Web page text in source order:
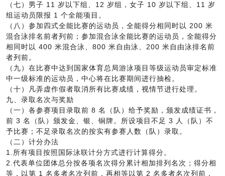
（七）男子 11 岁以下组、12 岁组，女子 10 岁以下组、11 岁
组运动员限报 1 个全能项目。
（八）参加四式全能比赛的运动员，全能得分相同时以 200 米
混合泳排名前者列前；参加混合泳全能比赛的运动员，全能得分
相同时以 400 米混合泳、800 米自由泳、200 米自由泳排名前
者列前。
（九）在比赛中达到国家体育总局游泳项目等级运动员审定标准
中一级标准的运动员，中心将在比赛期间进行抽检。
（十）凡弄虚作假者取消所有比赛成绩，视情节进行处理。
九、录取名次与奖励
（一）各参赛项目录取前 8 名（队）给予奖励，颁发成绩证书，
前 3 名（队）颁发金、银、铜牌。所设项目不足 3 人（队）不
予比赛；不足录取名次的按实有参赛人数（队）录取。
（二）计分办法
1.所有项目按照国际泳联计分方式进行计算得分。
2.代表单位团体总分按各项名次得分累计相加排列名次；得分相
等，以第 1 名多者名次列前，再相等以第 2 名多者名次列前，